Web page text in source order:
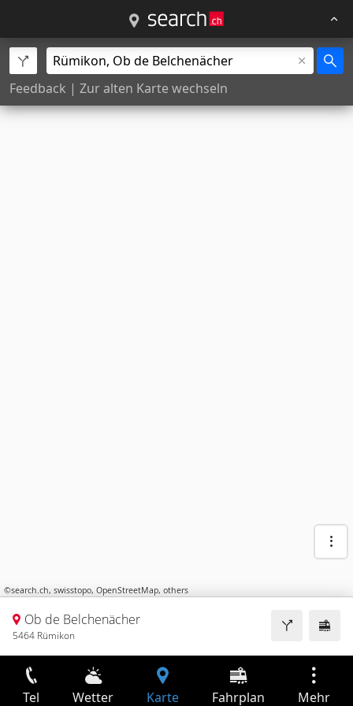
Feedback | Zur alten Karte wechseln
©search.ch, swisstopo, OpenStreetMap, others
Ob de Belchenächer
5464 Rümikon
Tel Wetter Karte Fahrplan Mehr